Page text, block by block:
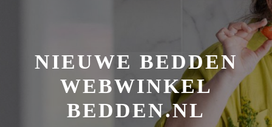
NIEUWE BEDDEN
WEBWINKEL
BEDDEN.NL